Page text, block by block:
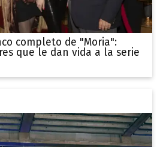
completo de "Moria":
que le dan vida a la serie